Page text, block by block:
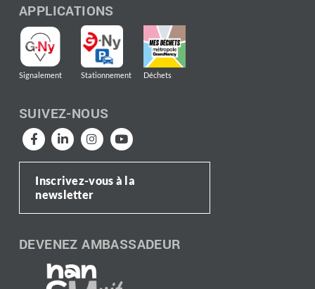
APPLICATIONS
Signalement Stationnement Déchets
SUIVEZ-NOUS
Inscrivez-vous à la
newsletter
DEVENEZ AMBASSADEUR